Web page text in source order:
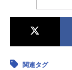
関連タグ